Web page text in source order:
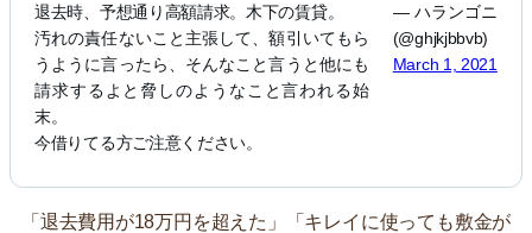
退去時、予想通り高額請求。木下の賃貸。
汚れの責任ないこと主張して、額引いてもら
うように言ったら、そんなこと言うと他にも
請求するよと脅しのようなこと言われる始
末。
今借りてる方ご注意ください。
— ハランゴニ
(@ghjkjbbvb)
March 1, 2021
「退去費用が18万円を超えた」「キレイに使っても敷金が